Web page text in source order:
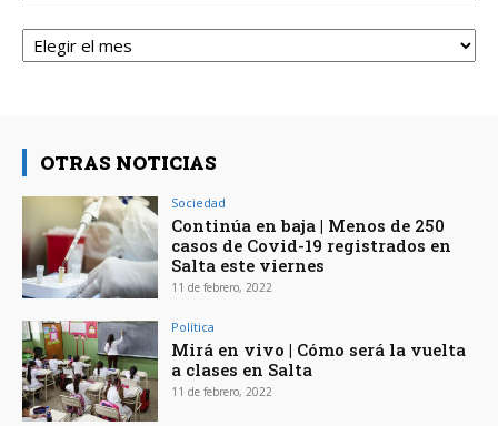
Archivos
OTRAS NOTICIAS
Sociedad
Continúa en baja | Menos de 250
casos de Covid-19 registrados en
Salta este viernes
11 de febrero, 2022
Política
Mirá en vivo | Cómo será la vuelta
a clases en Salta
11 de febrero, 2022